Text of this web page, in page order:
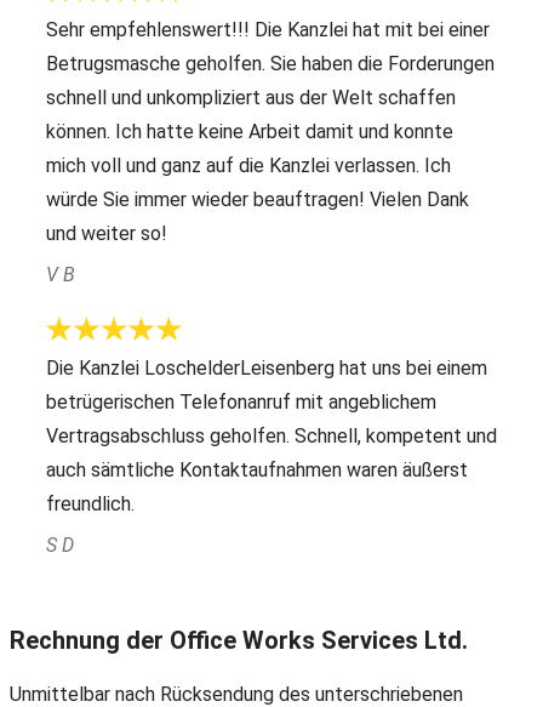
Sehr empfehlenswert!!! Die Kanzlei hat mit bei einer
Betrugsmasche geholfen. Sie haben die Forderungen
schnell und unkompliziert aus der Welt schaffen
können. Ich hatte keine Arbeit damit und konnte
mich voll und ganz auf die Kanzlei verlassen. Ich
würde Sie immer wieder beauftragen! Vielen Dank
und weiter so!
V B
Die Kanzlei LoschelderLeisenberg hat uns bei einem
betrügerischen Telefonanruf mit angeblichem
Vertragsabschluss geholfen. Schnell, kompetent und
auch sämtliche Kontaktaufnahmen waren äußerst
freundlich.
S D
Rechnung der Office Works Services Ltd.
Unmittelbar nach Rücksendung des unterschriebenen